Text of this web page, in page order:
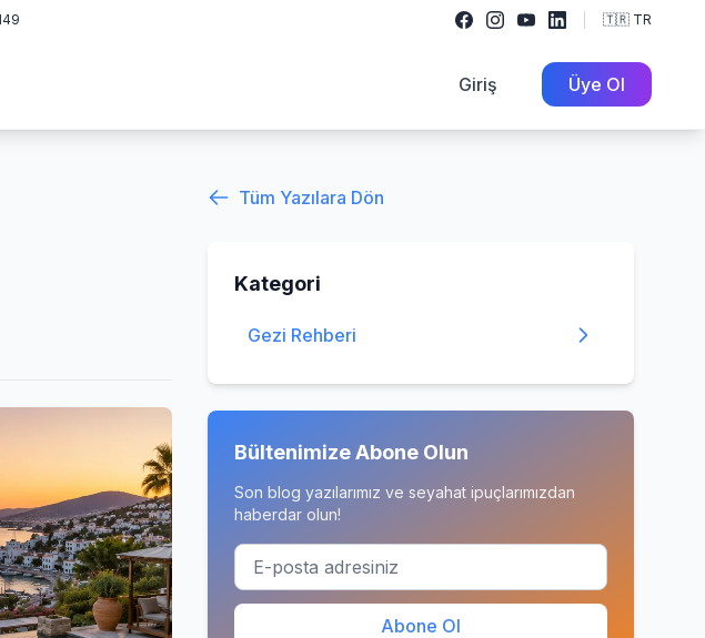
🇹🇷 TR
Giriş Üye Ol
Tüm Yazılara Dön
Kategori
Gezi Rehberi
Bültenimize Abone Olun
Son blog yazılarımız ve seyahat ipuçlarımızdan
haberdar olun!
Abone Ol